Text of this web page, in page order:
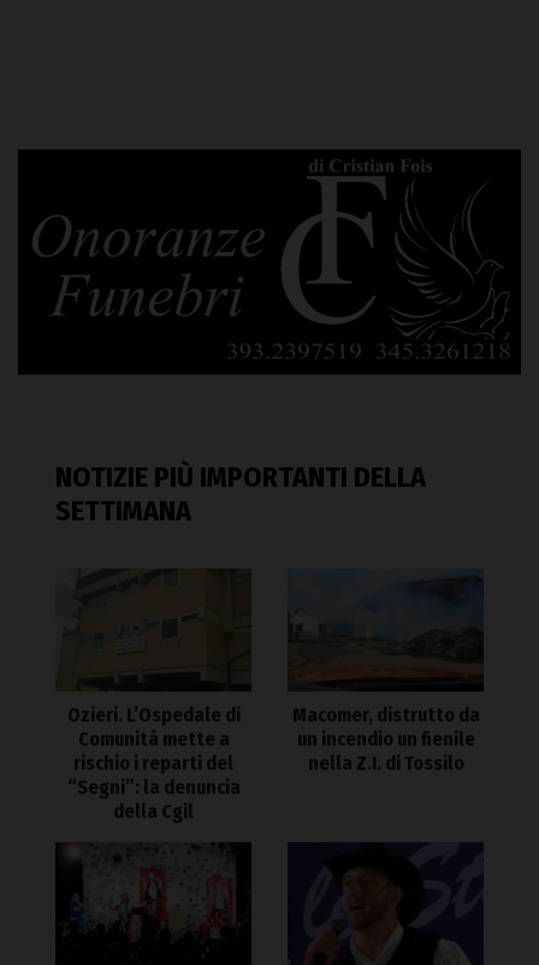
NOTIZIE PIÙ IMPORTANTI DELLA
SETTIMANA
Ozieri. L’Ospedale di
Comunità mette a
rischio i reparti del
“Segni”: la denuncia
della Cgil
Macomer, distrutto da
un incendio un fienile
nella Z.I. di Tossilo